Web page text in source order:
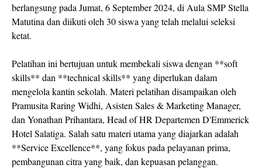
berlangsung pada Jumat, 6 September 2024, di Aula SMP Stella
Matutina dan diikuti oleh 30 siswa yang telah melalui seleksi
ketat.
Pelatihan ini bertujuan untuk membekali siswa dengan **soft
skills** dan **technical skills** yang diperlukan dalam
mengelola kantin sekolah. Materi pelatihan disampaikan oleh
Pramusita Raring Widhi, Asisten Sales & Marketing Manager,
dan Yonathan Prihantara, Head of HR Departemen D'Emmerick
Hotel Salatiga. Salah satu materi utama yang diajarkan adalah
**Service Excellence**, yang fokus pada pelayanan prima,
pembangunan citra yang baik, dan kepuasan pelanggan.